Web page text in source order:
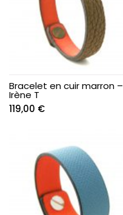
Bracelet en cuir marron –
Irène T
119,00 €